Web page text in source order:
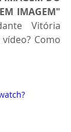
IMAGEM"
Vitória
Como